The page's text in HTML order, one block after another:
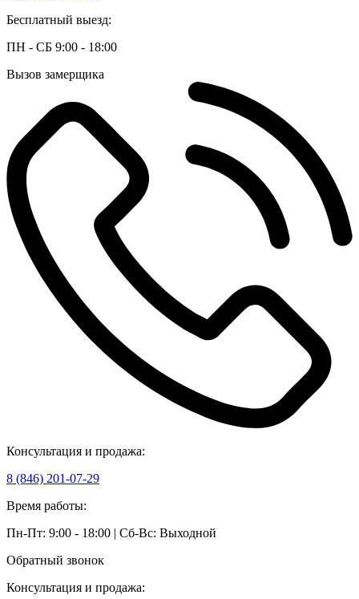
Бесплатный выезд:
ПН - СБ 9:00 - 18:00
Вызов замерщика
Консультация и продажа:
8 (846) 201-07-29
Время работы:
Пн-Пт: 9:00 - 18:00 | Сб-Вс: Выходной
Обратный звонок
Консультация и продажа: